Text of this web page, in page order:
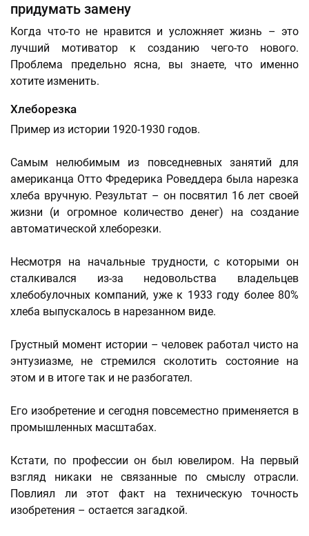
придумать замену
Когда что-то не нравится и усложняет жизнь – это
лучший мотиватор к созданию чего-то нового.
Проблема предельно ясна, вы знаете, что именно
хотите изменить.
Хлеборезка
Пример из истории 1920-1930 годов.
Самым нелюбимым из повседневных занятий для
американца Отто Фредерика Роведдера была нарезка
хлеба вручную. Результат – он посвятил 16 лет своей
жизни (и огромное количество денег) на создание
автоматической хлеборезки.
Несмотря на начальные трудности, с которыми он
сталкивался из-за недовольства владельцев
хлебобулочных компаний, уже к 1933 году более 80%
хлеба выпускалось в нарезанном виде.
Грустный момент истории – человек работал чисто на
энтузиазме, не стремился сколотить состояние на
этом и в итоге так и не разбогател.
Его изобретение и сегодня повсеместно применяется в
промышленных масштабах.
Кстати, по профессии он был ювелиром. На первый
взгляд никаки не связанные по смыслу отрасли.
Повлиял ли этот факт на техническую точность
изобретения – остается загадкой.